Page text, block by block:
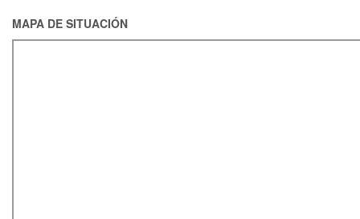
MAPA DE SITUACIÓN